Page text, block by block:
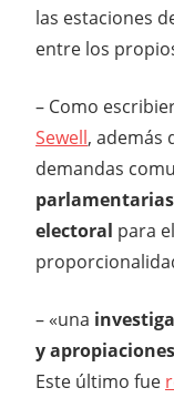
las estaciones
entre los
– Como
Sewell, además
demandas
electoral para
– «una
y
Este último fue